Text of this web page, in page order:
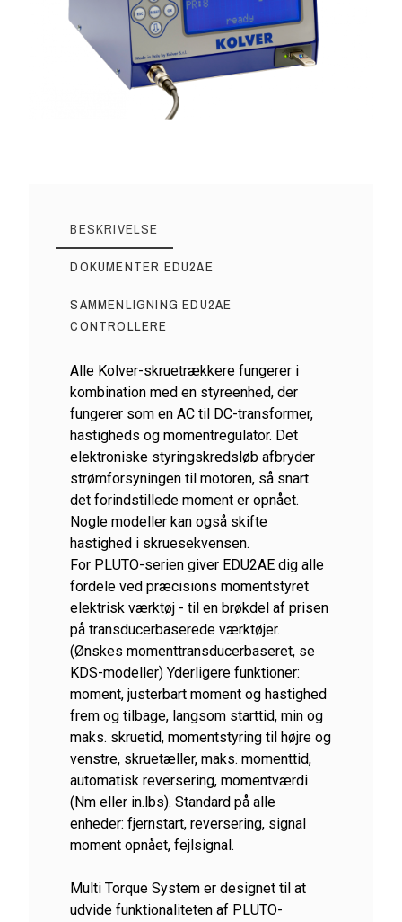
BESKRIVELSE
DOKUMENTER EDU2AE
SAMMENLIGNING EDU2AE
CONTROLLERE
Alle Kolver-skruetrækkere fungerer i
kombination med en styreenhed, der
fungerer som en AC til DC-transformer,
hastigheds og momentregulator. Det
elektroniske styringskredsløb afbryder
strømforsyningen til motoren, så snart
det forindstillede moment er opnået.
Nogle modeller kan også skifte
hastighed i skruesekvensen.
For PLUTO-serien giver EDU2AE dig alle
fordele ved præcisions momentstyret
elektrisk værktøj - til en brøkdel af prisen
på transducerbaserede værktøjer.
(Ønskes momenttransducerbaseret, se
KDS-modeller) Yderligere funktioner:
moment, justerbart moment og hastighed
frem og tilbage, langsom starttid, min og
maks. skruetid, momentstyring til højre og
venstre, skruetæller, maks. momenttid,
automatisk reversering, momentværdi
(Nm eller in.lbs). Standard på alle
enheder: fjernstart, reversering, signal
moment opnået, fejlsignal.
Multi Torque System er designet til at
udvide funktionaliteten af ​​PLUTO-